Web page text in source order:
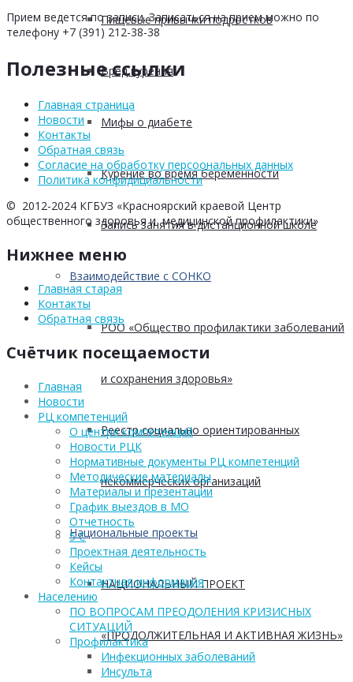
Пищевые привычки подростков
Вред курения
Мифы о диабете
Курение во время беременности
Запись занятия в дистанционной школе
Взаимодействие с СОНКО
РОО «Общество профилактики заболеваний
и сохранения здоровья»
Реестр социально ориентированных
некоммерческих организаций
Национальные проекты
НАЦИОНАЛЬНЫЙ ПРОЕКТ
«ПРОДОЛЖИТЕЛЬНАЯ И АКТИВНАЯ ЖИЗНЬ»
Прием ведется по записи. Записаться на прием можно по
телефону +7 (391) 212-38-38
Полезные ссылки
Главная страница
Новости
Контакты
Обратная связь
Согласие на обработку персоональных данных
Политика конфидициальности
© 2012-2024 КГБУЗ «Красноярский краевой Центр
общественного здоровья и медицинской профилактики»
Нижнее меню
Главная старая
Контакты
Обратная связь
Счётчик посещаемости
Главная
Новости
РЦ компетенций
О центре компетенций
Новости РЦК
Нормативные документы РЦ компетенций
Методические материалы
Материалы и презентации
График выездов в МО
Отчетность
5 С
Проектная деятельность
Кейсы
Контактная информация
Населению
ПО ВОПРОСАМ ПРЕОДОЛЕНИЯ КРИЗИСНЫХ
СИТУАЦИЙ
Профилактика
Инфекционных заболеваний
Инсульта